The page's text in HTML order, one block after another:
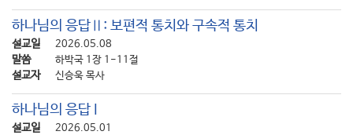
하나님의 응답Ⅱ: 보편적 통치와 구속적 통치
설교일 2026.05.08
말씀 하박국 1장 1-11절
설교자 신승욱 목사
하나님의 응답 I
설교일 2026.05.01